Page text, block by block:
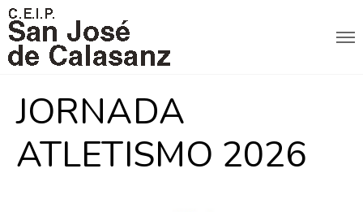
JORNADA
ATLETISMO 2026